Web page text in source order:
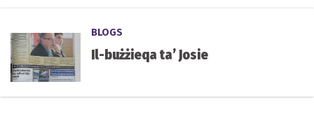
BLOGS
Il-bużżieqa ta’ Josie